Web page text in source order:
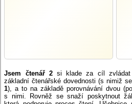
Jsem čtenář 2si klade za cíl zvládat
základní čtenářské dovednosti (s nimiž
1), a to na základě porovnávání dvou
s nimi. Rovněž se snaží poskytnout